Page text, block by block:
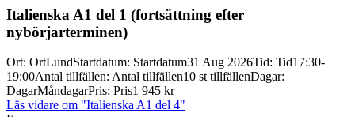
Italienska A1 del 1 (fortsättning efter
nybörjarterminen)
Ort: OrtLundStartdatum: Startdatum31 Aug 2026Tid: Tid17:30-
19:00Antal tillfällen: Antal tillfällen10 st tillfällenDagar:
DagarMåndagarPris: Pris1 945 kr
Läs vidare om "Italienska A1 del 4"